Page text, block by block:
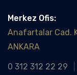
Merkez Ofis:
Anafartalar Cad.
ANKARA
0 312 312 22 29